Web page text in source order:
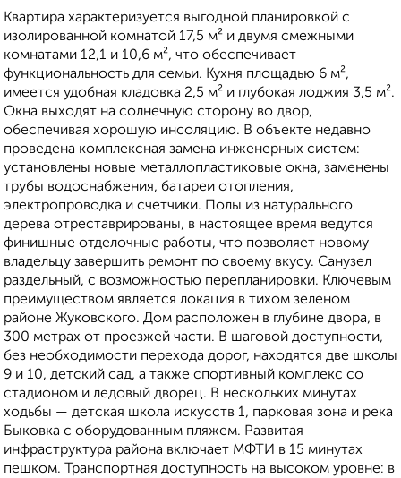
Квартира характеризуется выгодной планировкой с
изолированной комнатой 17,5 м² и двумя смежными
комнатами 12,1 и 10,6 м², что обеспечивает
функциональность для семьи. Кухня площадью 6 м²,
имеется удобная кладовка 2,5 м² и глубокая лоджия 3,5 м².
Окна выходят на солнечную сторону во двор,
обеспечивая хорошую инсоляцию. В объекте недавно
проведена комплексная замена инженерных систем:
установлены новые металлопластиковые окна, заменены
трубы водоснабжения, батареи отопления,
электропроводка и счетчики. Полы из натурального
дерева отреставрированы, в настоящее время ведутся
финишные отделочные работы, что позволяет новому
владельцу завершить ремонт по своему вкусу. Санузел
раздельный, с возможностью перепланировки. Ключевым
преимуществом является локация в тихом зеленом
районе Жуковского. Дом расположен в глубине двора, в
300 метрах от проезжей части. В шаговой доступности,
без необходимости перехода дорог, находятся две школы
9 и 10, детский сад, а также спортивный комплекс со
стадионом и ледовый дворец. В нескольких минутах
ходьбы — детская школа искусств 1, парковая зона и река
Быковка с оборудованным пляжем. Развитая
инфраструктура района включает МФТИ в 15 минутах
пешком. Транспортная доступность на высоком уровне: в